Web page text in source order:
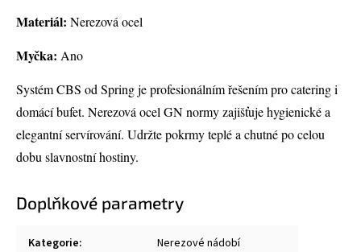
Materiál: Nerezová ocel
Myčka: Ano
Systém CBS od Spring je profesionálním řešením pro catering i
domácí bufet. Nerezová ocel GN normy zajišťuje hygienické a
elegantní servírování. Udržte pokrmy teplé a chutné po celou
dobu slavnostní hostiny.
Doplňkové parametry
Kategorie: Nerezové nádobí